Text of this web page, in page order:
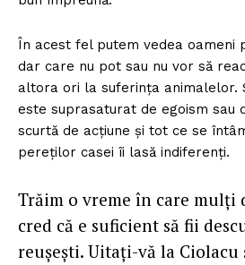
În acest fel putem vedea oameni
dar care nu pot sau nu vor să
altora ori la suferința animalelor.
este suprasaturat de egoism sau
scurtă de acțiune și tot ce se
pereților casei îi lasă indiferenți.
Trăim o vreme în care
cred că e suficient să fii
reușești. Uitați-vă la Ciolacu